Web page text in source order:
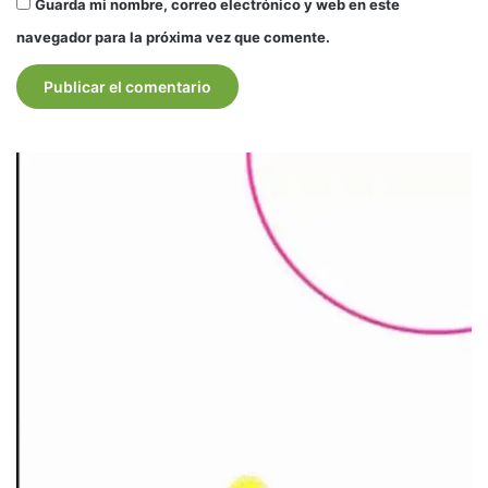
Guarda mi nombre, correo electrónico y web en este
navegador para la próxima vez que comente.